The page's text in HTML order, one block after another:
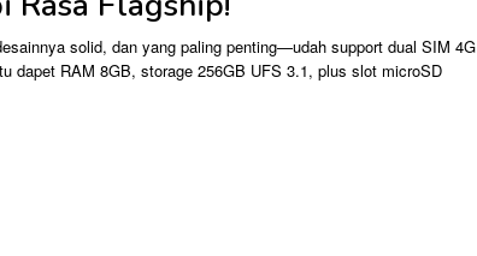
solid, dan yang paling penting—udah support dual SIM 4G
dapet RAM 8GB, storage 256GB UFS 3.1, plus slot microSD